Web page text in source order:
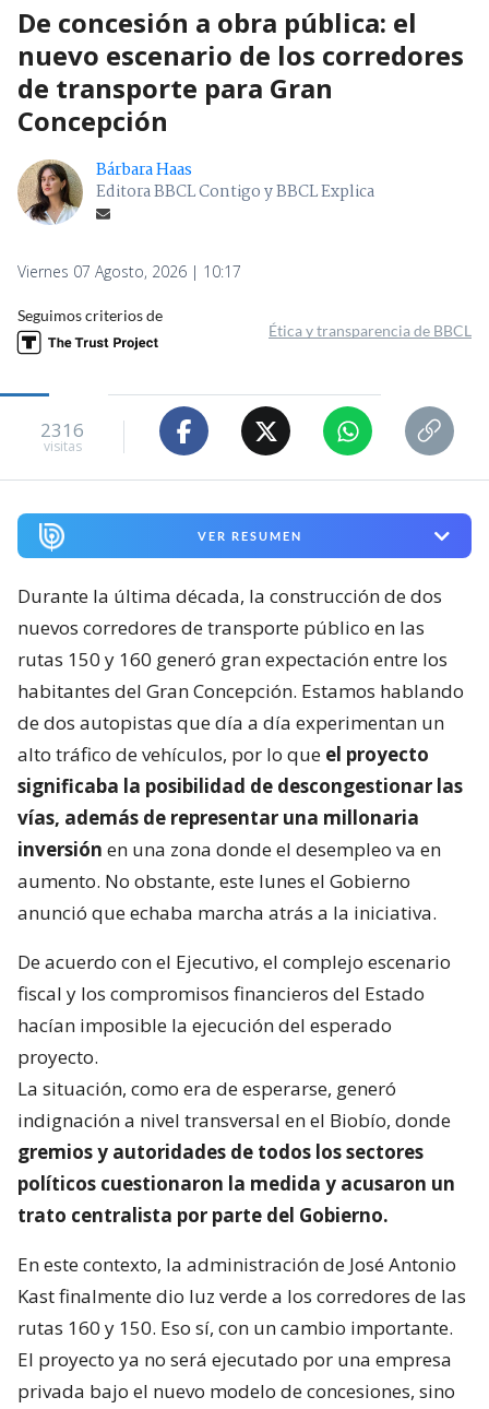
De concesión a obra pública: el
nuevo escenario de los corredores
de transporte para Gran
Concepción
Bárbara Haas
Editora BBCL Contigo y BBCL Explica
Viernes 07 Agosto, 2026 | 10:17
Seguimos criterios de
Ética y transparencia de BBCL
2316
visitas
VER RESUMEN
Durante la última década, la construcción de dos
nuevos corredores de transporte público en las
rutas 150 y 160 generó gran expectación entre los
habitantes del Gran Concepción. Estamos hablando
de dos autopistas que día a día experimentan un
alto tráfico de vehículos, por lo que el proyecto
significaba la posibilidad de descongestionar las
vías, además de representar una millonaria
inversión en una zona donde el desempleo va en
aumento. No obstante, este lunes el Gobierno
anunció que echaba marcha atrás a la iniciativa.
De acuerdo con el Ejecutivo, el complejo escenario
fiscal y los compromisos financieros del Estado
hacían imposible la ejecución del esperado
proyecto.
La situación, como era de esperarse, generó
indignación a nivel transversal en el Biobío, donde
gremios y autoridades de todos los sectores
políticos cuestionaron la medida y acusaron un
trato centralista por parte del Gobierno.
En este contexto, la administración de José Antonio
Kast finalmente dio luz verde a los corredores de las
rutas 160 y 150. Eso sí, con un cambio importante.
El proyecto ya no será ejecutado por una empresa
privada bajo el nuevo modelo de concesiones, sino